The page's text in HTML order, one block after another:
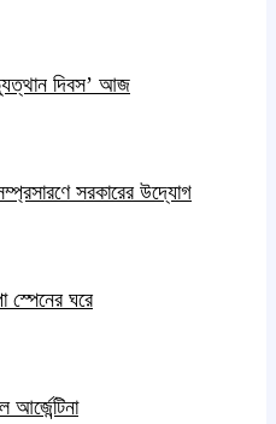
দিবস’ আজ
সরকারের উদ্যোগ
স্পেনের ঘরে
আর্জেন্টিনা